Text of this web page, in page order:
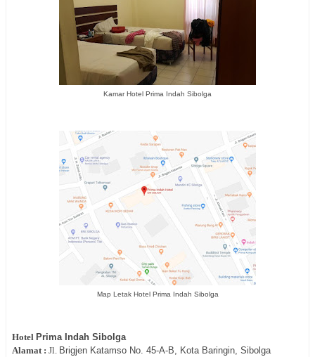
Kamar Hotel Prima Indah Sibolga
Map Letak Hotel Prima Indah Sibolga
Hotel Prima Indah Sibolga
Alamat : Jl. Brigjen Katamso No. 45-A-B, Kota Baringin, Sibolga